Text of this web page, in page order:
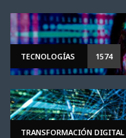
TECNOLOGÍAS 1574
TRANSFORMACIÓN DIGITAL